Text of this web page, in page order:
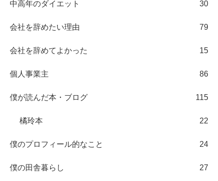
中高年のダイエット 30
会社を辞めたい理由 79
会社を辞めてよかった 15
個人事業主 86
僕が読んだ本・ブログ 115
橘玲本 22
僕のプロフィール的なこと 24
僕の田舎暮らし 27